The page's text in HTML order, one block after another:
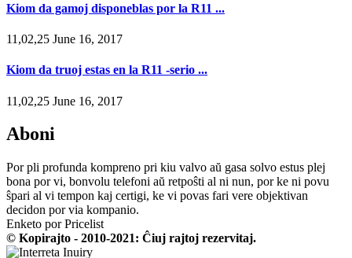
Kiom da gamoj disponeblas por la R11 ...
11,02,25 June 16, 2017
Kiom da truoj estas en la R11 -serio ...
11,02,25 June 16, 2017
Aboni
Por pli profunda kompreno pri kiu valvo aŭ gasa solvo estus plej
bona por vi, bonvolu telefoni aŭ retpoŝti al ni nun, por ke ni povu
ŝpari al vi tempon kaj certigi, ke vi povas fari vere objektivan
decidon por via kompanio.
Enketo por Pricelist
© Kopirajto - 2010-2021: Ĉiuj rajtoj rezervitaj.